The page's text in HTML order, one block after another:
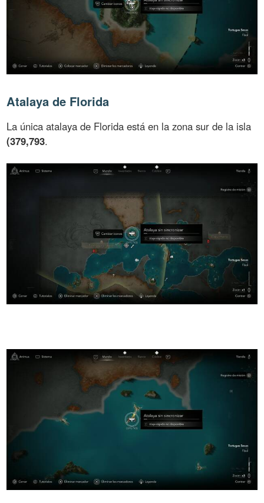
Atalaya de Florida
La única atalaya de Florida está en la zona sur de la isla
(379,793.